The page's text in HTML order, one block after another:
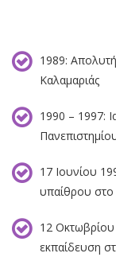
1989:
Καλαµαριάς
1990 – 1997:
17 Ιουνίου
υπαίθρου στο
12
εκπαίδευση